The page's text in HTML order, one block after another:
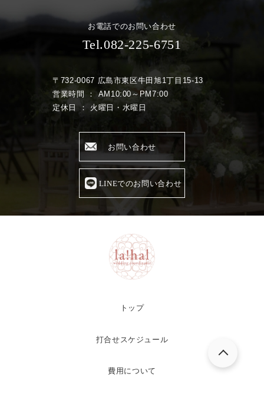
お電話でのお問い合わせ
Tel.082-225-6751
〒732-0067 広島市東区牛田旭1丁目15-13
営業時間 ： AM10:00～PM7:00
定休日 ： 火曜日・水曜日
お問い合わせ
LINEでのお問い合わせ
トップ
打合せスケジュール
費用について